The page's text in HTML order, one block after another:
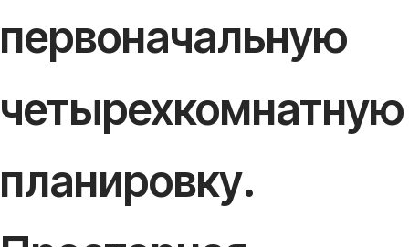
первоначальную
четырехкомнатную
планировку.